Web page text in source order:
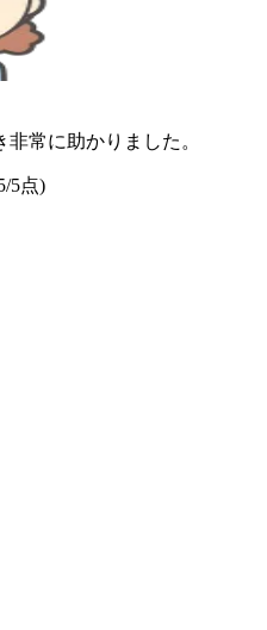
常に助かりました。
5点)